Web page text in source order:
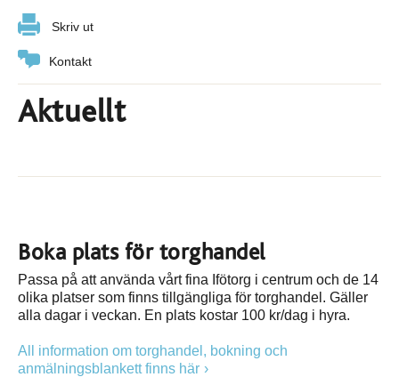
Skriv ut
Kontakt
Aktuellt
Boka plats för torghandel
Passa på att använda vårt fina Ifötorg i centrum och de 14
olika platser som finns tillgängliga för torghandel. Gäller
alla dagar i veckan. En plats kostar 100 kr/dag i hyra.
All information om torghandel, bokning och
anmälningsblankett finns här